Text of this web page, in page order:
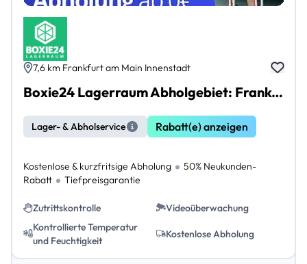
7,6 km Frankfurt am Main Innenstadt
Boxie24 Lagerraum Abholgebiet: Frankfurt am Main Innenstadt
Lager- & Abholservice Rabatt(e) anzeigen
Kostenlose & kurzfritsige Abholung
50% Neukunden-
Rabatt
Tiefpreisgarantie
Zutrittskontrolle
Videoüberwachung
Kontrollierte Temperatur
und Feuchtigkeit
Kostenlose Abholung